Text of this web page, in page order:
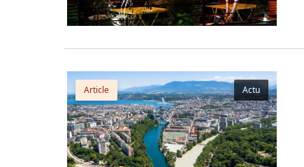
Actu
Article